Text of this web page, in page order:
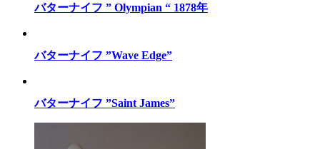
バターナイフ ” Olympian “ 1878年
バターナイフ ”Wave Edge”
バターナイフ ”Saint James”